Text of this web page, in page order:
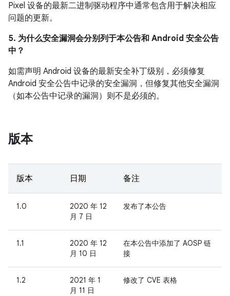
Pixel 设备的最新二进制驱动程序中通常包含用于解决相应
问题的更新。
5. 为什么安全漏洞会分别列于本公告和 Android 安全公告
中？
如需声明 Android 设备的最新安全补丁级别，必须修复
Android 安全公告中记录的安全漏洞，但修复其他安全漏洞
（如本公告中记录的漏洞）则不是必须的。
版本
版本 日期 备注
1.0
2020 年 12
月 7 日
发布了本公告
1.1
2020 年 12
月 10 日
在本公告中添加了 AOSP 链
接
1.2
2021 年 1
月 11 日
修改了 CVE 表格